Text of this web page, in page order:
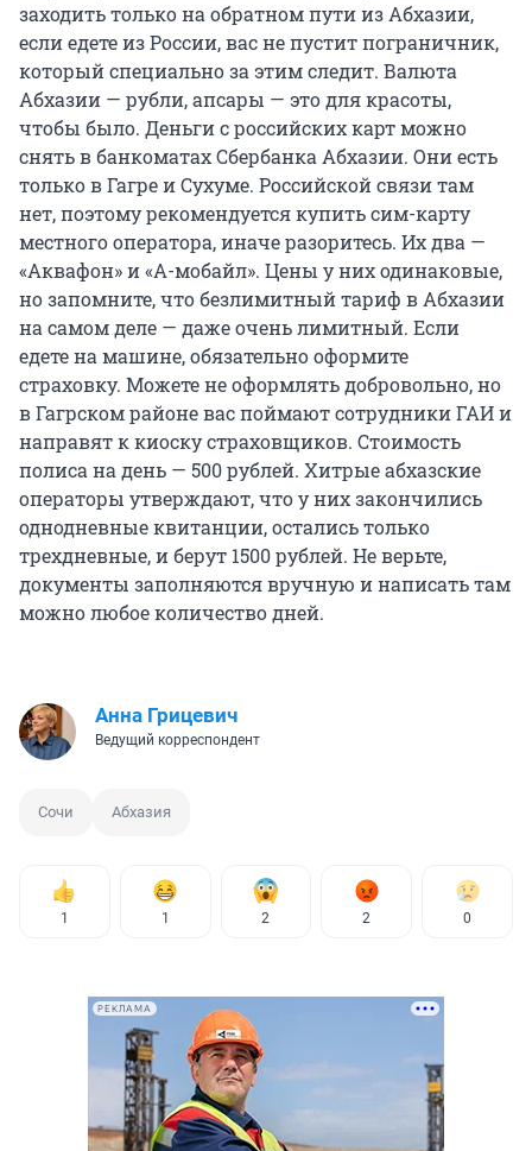
заходить только на обратном пути из Абхазии,
если едете из России, вас не пустит пограничник,
который специально за этим следит. Валюта
Абхазии — рубли, апсары — это для красоты,
чтобы было. Деньги с российских карт можно
снять в банкоматах Сбербанка Абхазии. Они есть
только в Гагре и Сухуме. Российской связи там
нет, поэтому рекомендуется купить сим-карту
местного оператора, иначе разоритесь. Их два —
«Аквафон» и «А-мобайл». Цены у них одинаковые,
но запомните, что безлимитный тариф в Абхазии
на самом деле — даже очень лимитный. Если
едете на машине, обязательно оформите
страховку. Можете не оформлять добровольно, но
в Гагрском районе вас поймают сотрудники ГАИ и
направят к киоску страховщиков. Стоимость
полиса на день — 500 рублей. Хитрые абхазские
операторы утверждают, что у них закончились
однодневные квитанции, остались только
трехдневные, и берут 1500 рублей. Не верьте,
документы заполняются вручную и написать там
можно любое количество дней.
Анна Грицевич
Ведущий корреспондент
Сочи Абхазия
1 1 2 2 0
РЕКЛАМА